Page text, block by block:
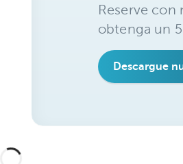
Reserve con
obtenga un
Descargue